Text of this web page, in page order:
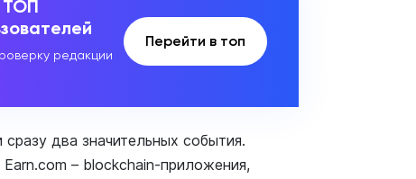
ТОП
редакции
Перейти в топ
два значительных события.
– blockchain-приложения,